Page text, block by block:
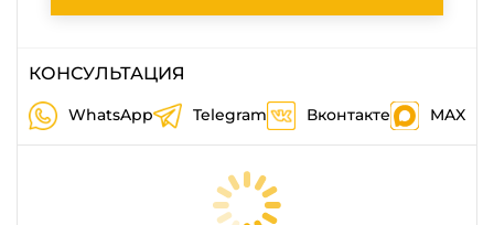
КОНСУЛЬТАЦИЯ
WhatsApp Telegram Вконтакте MAX